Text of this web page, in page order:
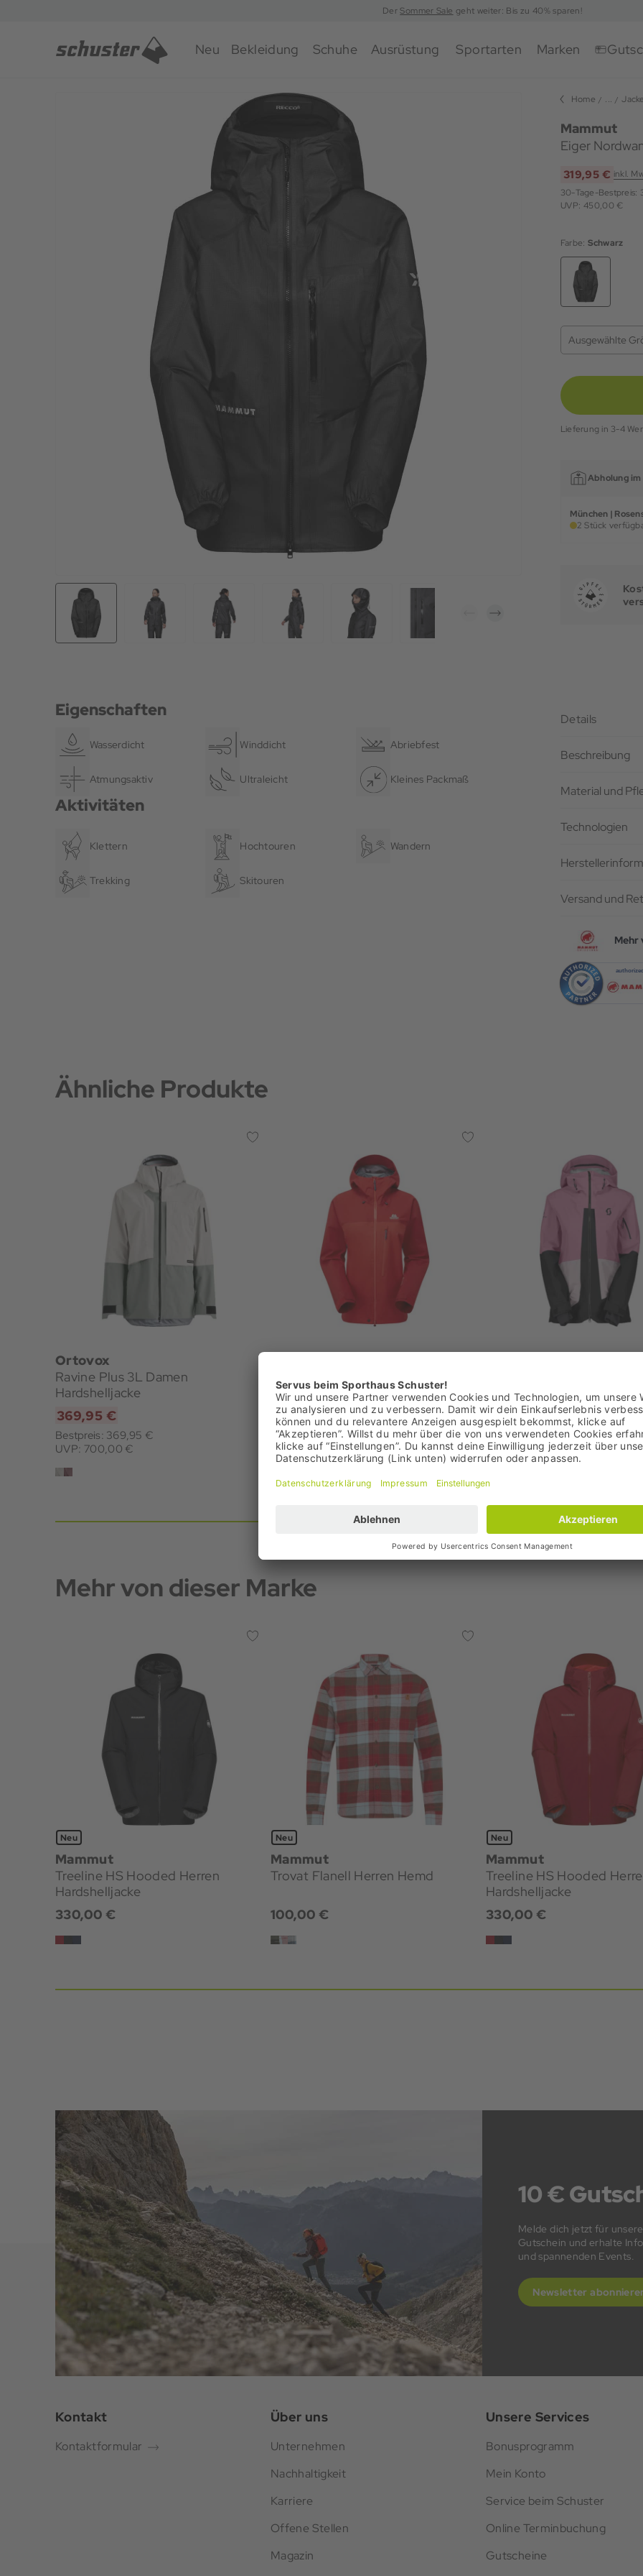
DerSommer Sale geht weiter: Bis zu 40% sparen!
Neu Bekleidung Schuhe Ausrüstung Sportarten Marken
Home ...
Mammut
Eiger
319,95 € inkl.
30-Tage-Bestpreis:
UVP: 450,00 €
Farbe: Schwarz
Ausgewählte
Lieferung in 3-4
Abholung im
München |
2 Stück
Eigenschaften
Wasserdicht Winddicht Abriebfest
Atmungsaktiv Ultraleicht Kleines Packmaß
Aktivitäten
Klettern Hochtouren Wandern
Trekking Skitouren
Details
Beschreibung
Material und
Technologien
Versand und
Mehr
Ähnliche Produkte
Ortovox
Ravine Plus 3L Damen
Hardshelljacke
369,95 €
Bestpreis: 369,95 €
UVP: 700,00 €
Manaslu 3L Damen Hardshelljacke
499,95 €
Bestpreis: 499,95 €
UVP: 699,90 €
Hardshelljacke
189,95 €
Bestpreis: 189,95 €
UVP: 379,95 €
Mehr von dieser Marke
Neu
Mammut
Treeline HS Hooded Herren
Hardshelljacke
330,00 €
Neu
Mammut
Trovat Flanell Herren Hemd
100,00 €
Neu
Mammut
Treeline HS Hooded
Hardshelljacke
330,00 €
10 €
Melde dich jetzt für
Gutschein und erhalte
und spannenden Events.
Newsletter
Kontakt
Kontaktformular
Über uns
Unternehmen
Nachhaltigkeit
Karriere
Offene Stellen
Magazin
Unsere Services
Bonusprogramm
Mein Konto
Service beim Schuster
Online Terminbuchung
Gutscheine